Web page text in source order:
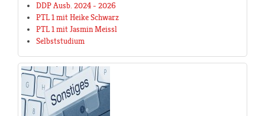
DDP Ausb. 2024 - 2026
PTL 1 mit Heike Schwarz
PTL 1 mit Jasmin Meissl
Selbststudium